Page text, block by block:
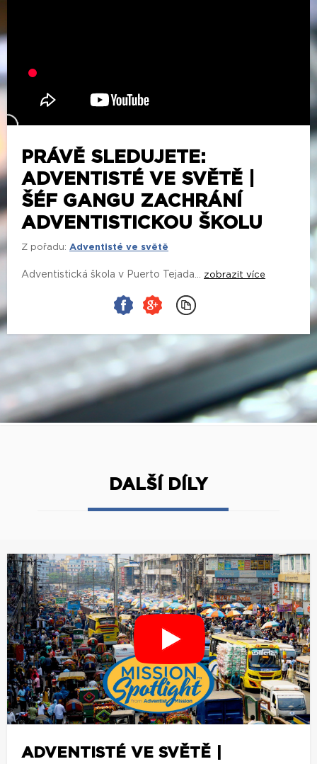
PRÁVĚ SLEDUJETE:
ADVENTISTÉ VE SVĚTĚ |
ŠÉF GANGU ZACHRÁNÍ
ADVENTISTICKOU ŠKOLU
Z pořadu: Adventisté ve světě
Adventistická škola v Puerto Tejada... zobrazit více
DALŠÍ DÍLY
ADVENTISTÉ VE SVĚTĚ |